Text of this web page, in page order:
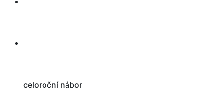
celoroční nábor